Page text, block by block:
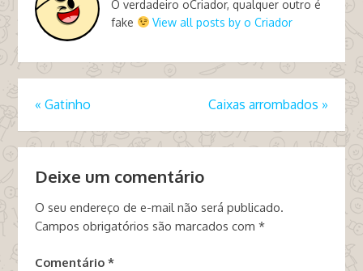
O verdadeiro oCriador, qualquer outro é
fake
View all posts by o Criador
« Gatinho Caixas arrombados »
Deixe um comentário
O seu endereço de e-mail não será publicado.
Campos obrigatórios são marcados com *
Comentário *